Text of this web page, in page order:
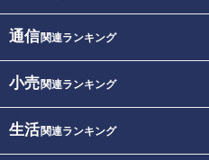
通信関連ランキング
小売関連ランキング
生活関連ランキング